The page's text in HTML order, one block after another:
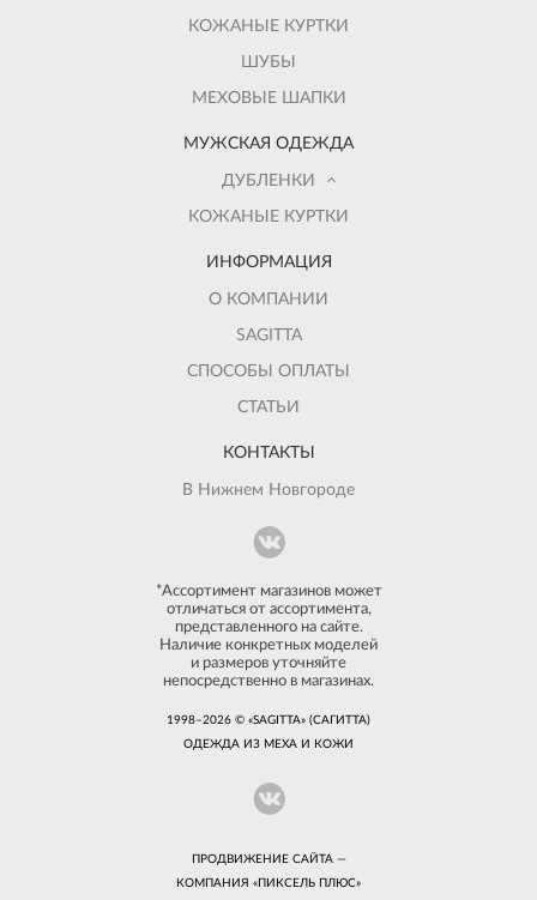
КОЖАНЫЕ КУРТКИ
ШУБЫ
МЕХОВЫЕ ШАПКИ
МУЖСКАЯ ОДЕЖДА
ДУБЛЕНКИ
КОЖАНЫЕ КУРТКИ
ИНФОРМАЦИЯ
О КОМПАНИИ
SAGITTA
СПОСОБЫ ОПЛАТЫ
СТАТЬИ
КОНТАКТЫ
В Нижнем Новгороде
*Ассортимент магазинов может
отличаться от ассортимента,
представленного на сайте.
Наличие конкретных моделей
и размеров уточняйте
непосредственно в магазинах.
1998–2026 © «SAGITTA» (САГИТТА)
ОДЕЖДА ИЗ МЕХА И КОЖИ
ПРОДВИЖЕНИЕ САЙТА —
КОМПАНИЯ « ПИКСЕЛЬ ПЛЮС»